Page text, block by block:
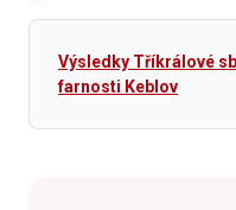
Výsledky Tříkrálové
farnosti Keblov